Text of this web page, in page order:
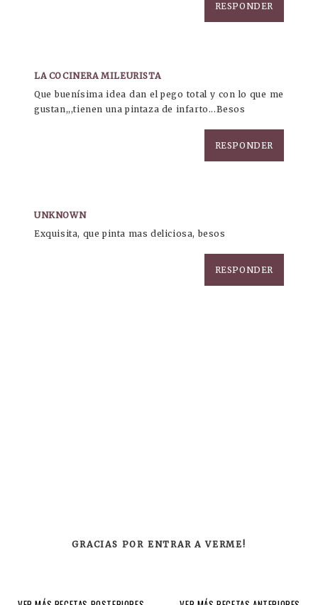
RESPONDER
LA COCINERA MILEURISTA
Que buenísima idea dan el pego total y con lo que me
gustan,,,tienen una pintaza de infarto...Besos
RESPONDER
UNKNOWN
Exquisita, que pinta mas deliciosa, besos
RESPONDER
GRACIAS POR ENTRAR A VERME!